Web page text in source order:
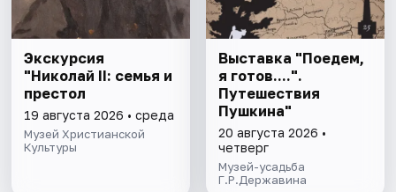
Экскурсия
"Николай II: семья и
престол
19 августа 2026 • среда
Музей Христианской
Культуры
Выставка "Поедем,
я готов....".
Путешествия
Пушкина"
20 августа 2026 •
четверг
Музей-усадьба
Г.Р.Державина